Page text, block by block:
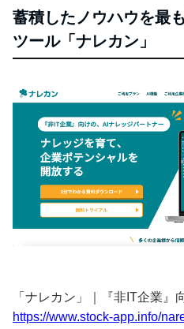
蓄積したノウハウを最
ツール「ナレカン」
「ナレカン」｜『非IT企業
https://www.stock-app.info/